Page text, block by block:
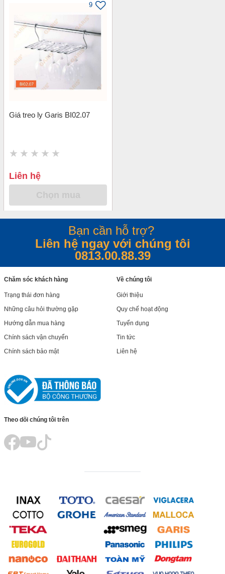
9
Giá treo ly Garis BI02.07
Liên hệ
Bạn cần hỗ trợ?
Liên hệ ngay với chúng tôi
0813.00.88.39
Chăm sóc khách hàng
Trạng thái đơn hàng
Những câu hỏi thường gặp
Hướng dẫn mua hàng
Chính sách vận chuyển
Chính sách bảo mật
Về chúng tôi
Giới thiệu
Quy chế hoạt động
Tuyển dụng
Tin tức
Liên hệ
Theo dõi chúng tôi trên